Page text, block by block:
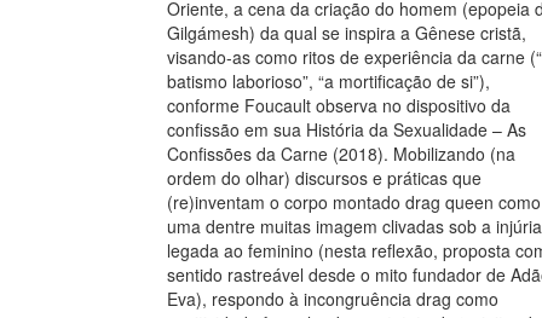
Oriente, a cena da criação do homem (epopeia
Gilgámesh) da qual se inspira a Gênese cristã,
visando-as como ritos de experiência da carne
batismo laborioso”, “a mortificação de si”),
conforme Foucault observa no dispositivo da
confissão em sua História da Sexualidade – As
Confissões da Carne (2018). Mobilizando (na
ordem do olhar) discursos e práticas que
(re)inventam o corpo montado drag queen como
uma dentre muitas imagem clivadas sob a injúria
legada ao feminino (nesta reflexão, proposta
sentido rastreável desde o mito fundador de
Eva), respondo à incongruência drag como